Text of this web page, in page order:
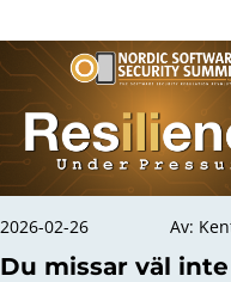
2026-02-26 Av:
Du missar väl inte